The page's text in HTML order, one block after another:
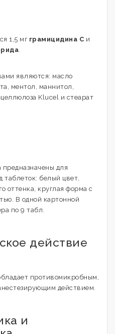
1,5 мг грамицидина С и
являются: масло
ментол, маннитол,
Klucel и стеарат
предназначены для
белый цвет,
оттенка, круглая форма с
В одной картонной
по 9 табл.
действие
противомикробным,
действием.
и